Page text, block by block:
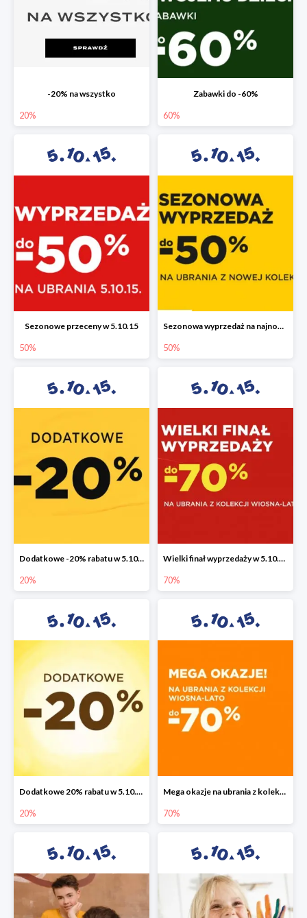
-20% na wszystko
20%
Zabawki do -60%
60%
Sezonowe przeceny w 5.10.15
50%
Sezonowa wyprzedaż na najnowszą kolekcję do -50%
50%
Dodatkowe -20% rabatu w 5.10.15
20%
Wielki finał wyprzedaży w 5.10.15 do -70%
70%
Dodatkowe 20% rabatu w 5.10.15
20%
Mega okazje na ubrania z kolekcji wiosna-lato do -70%
70%